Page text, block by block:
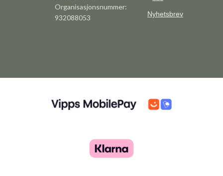
Organisasjonsnummer:
932088053
Nyhetsbrev